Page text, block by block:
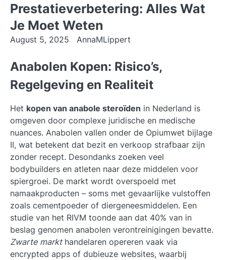
Prestatieverbetering: Alles Wat
Je Moet Weten
August 5, 2025 AnnaMLippert
Anabolen Kopen: Risico’s,
Regelgeving en Realiteit
Het kopen van anabole steroïden in Nederland is
omgeven door complexe juridische en medische
nuances. Anabolen vallen onder de Opiumwet bijlage
II, wat betekent dat bezit en verkoop strafbaar zijn
zonder recept. Desondanks zoeken veel
bodybuilders en atleten naar deze middelen voor
spiergroei. De markt wordt overspoeld met
namaakproducten – soms met gevaarlijke vulstoffen
zoals cementpoeder of diergeneesmiddelen. Een
studie van het RIVM toonde aan dat 40% van in
beslag genomen anabolen verontreinigingen bevatte.
Zwarte markthandelaren opereren vaak via
encrypted apps of dubieuze websites, waarbij